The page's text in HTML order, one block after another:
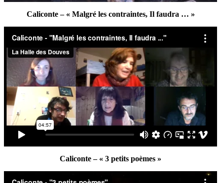
Caliconte – « Malgré les contraintes, Il faudra … »
Caliconte – « 3 petits poèmes »